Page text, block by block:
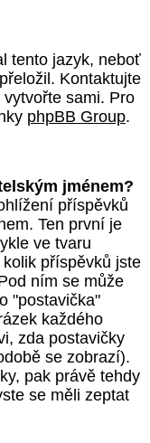
tento jazyk, neboť
Kontaktujte
sami. Pro
phpBB Group.
jménem?
příspěvků
Ten první je
ve tvaru
příspěvků jste
ním se může
"postavička"
každého
zda postavičky
se zobrazí).
pak právě tehdy
se měli zeptat